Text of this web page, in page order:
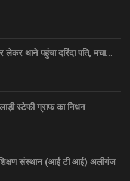
लेकर थाने पहुंचा दरिंदा पति, मचा…
स्टेफी ग्राफ का निधन
संस्थान (आई टी आई) अलीगंज